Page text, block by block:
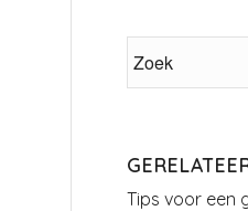
Tips voor een